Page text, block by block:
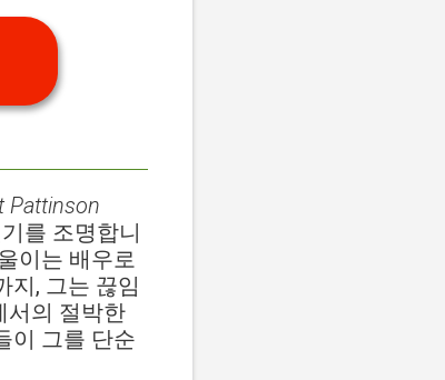
Pattinson
를 조명합니
이는 배우로
지, 그는 끊임
서의 절박한
이 그를 단순